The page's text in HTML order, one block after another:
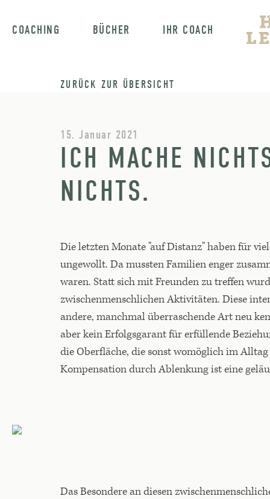
COACHING BÜCHER IHR COACH
ZURÜCK ZUR ÜBERSICHT
15. Januar 2021
ICH MACHE
NICHTS.
Die letzten Monate "auf Distanz" haben für
ungewollt. Da mussten Familien enger
waren. Statt sich mit Freunden zu treffen
zwischenmenschlichen Aktivitäten. Diese
andere, manchmal überraschende Art neu
aber kein Erfolgsgarant für erfüllende
die Oberfläche, die sonst womöglich im
Kompensation durch Ablenkung ist eine
Das Besondere an diesen